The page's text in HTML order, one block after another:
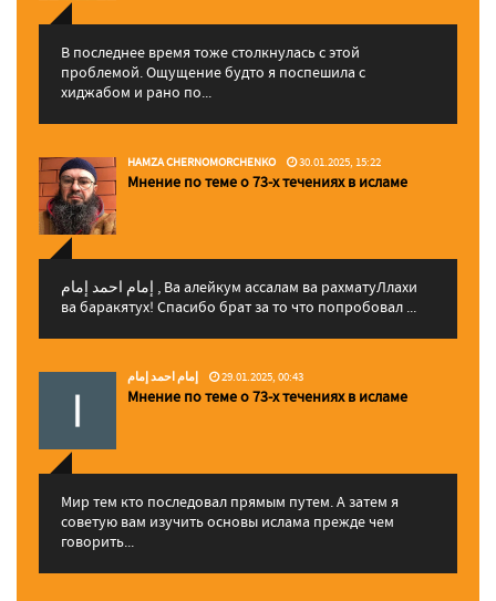
В последнее время тоже столкнулась с этой
проблемой. Ощущение будто я поспешила с
хиджабом и рано по...
HAMZA CHERNOMORCHENKO 30.01.2025, 15:22
Мнение по теме о 73-х течениях в исламе
إمام احمد إمام , Ва алейкум ассалам ва рахматуЛлахи
ва баракятух! Спасибо брат за то что попробовал ...
إمام احمد إمام 29.01.2025, 00:43
Мнение по теме о 73-х течениях в исламе
Мир тем кто последовал прямым путем. А затем я
советую вам изучить основы ислама прежде чем
говорить...